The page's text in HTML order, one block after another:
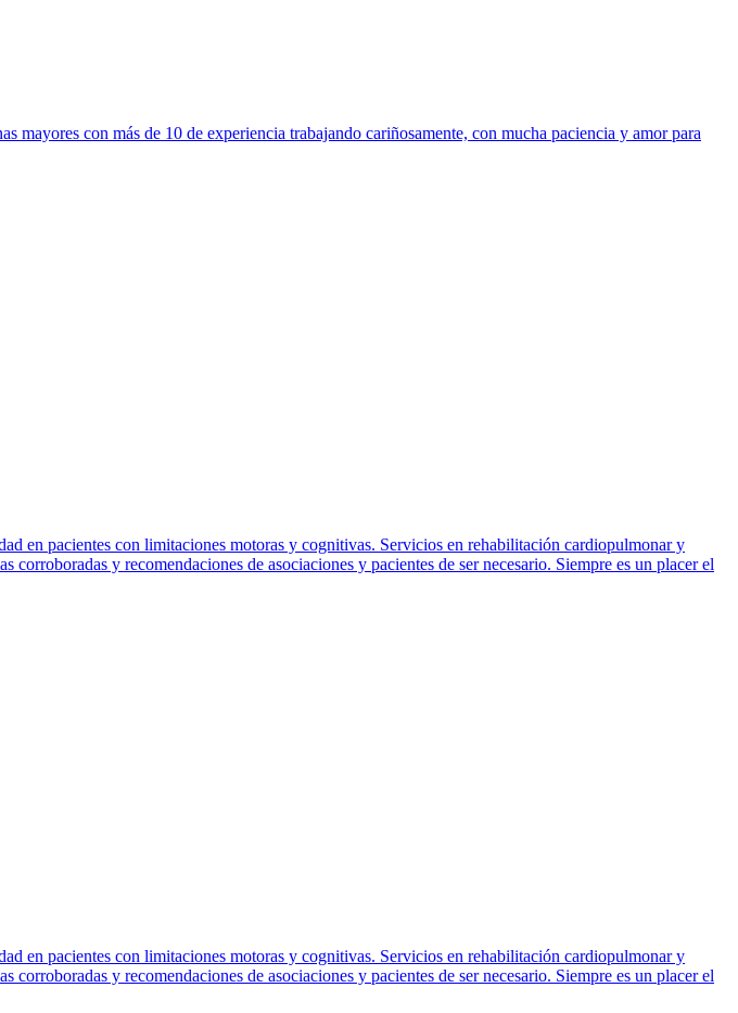
con más de 10 de experiencia trabajando cariñosamente, con mucha paciencia y amor para
en pacientes con limitaciones motoras y cognitivas. Servicios en rehabilitación cardiopulmonar y
y recomendaciones de asociaciones y pacientes de ser necesario. Siempre es un placer el
en pacientes con limitaciones motoras y cognitivas. Servicios en rehabilitación cardiopulmonar y
y recomendaciones de asociaciones y pacientes de ser necesario. Siempre es un placer el